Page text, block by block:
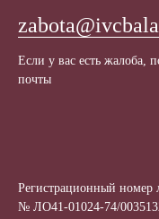
Если у вас есть жалоба,
почты
Регистрационный номер
№ ЛО41-01024-74/